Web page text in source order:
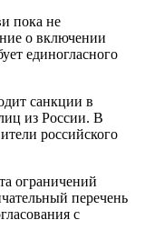
пока не
о включении
единогласного
санкции в
из России. В
российского
ограничений
перечень
с